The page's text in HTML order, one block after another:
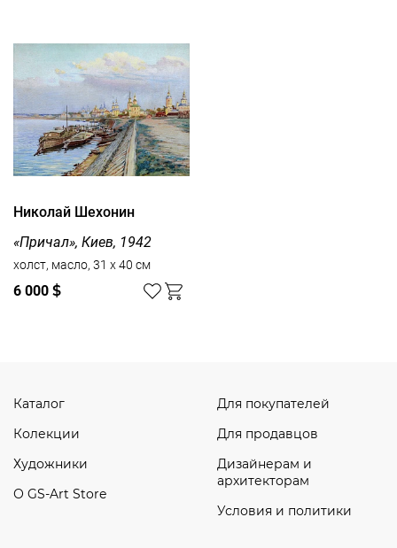
Николай Шехонин
«Причал», Киев, 1942
холст, масло, 31 x 40 см
6 000 $
Каталог
Колекции
Художники
О GS-Art Store
Для покупателей
Для продавцов
Дизайнерам и
архитекторам
Условия и политики